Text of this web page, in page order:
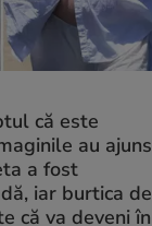
că este
au ajuns
a fost
iar burtica de
că va deveni în